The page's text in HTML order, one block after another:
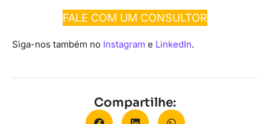
FALE COM UM CONSULTOR
Siga-nos também no Instagram e LinkedIn.
Compartilhe: